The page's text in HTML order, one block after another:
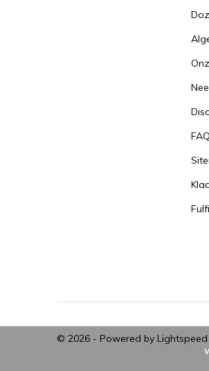
FAQ
© 2026 - Powered by Lightspeed